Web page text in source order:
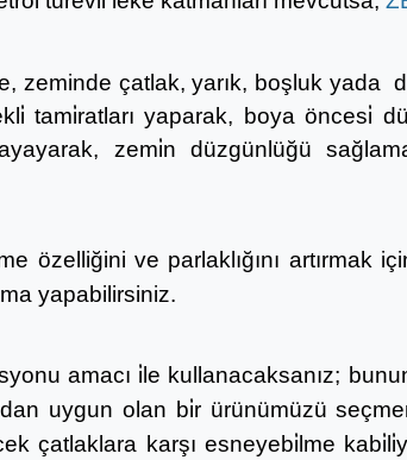
zeminde çatlak, yarık, boşluk yada
tami̇ratları yaparak, boya öncesi̇
zemi̇n düzgünlüğü
özelliğini ve parlaklığını artırmak
yapabilirsiniz.
amacı i̇le kullanacaksanız;
dan uygun olan bi̇r ürünümüzü
çatlaklara karşı esneyebi̇lme